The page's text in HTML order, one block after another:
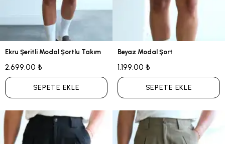
Ekru Şeritli Modal Şortlu Takım
2,699.00 ₺
SEPETE EKLE
Beyaz Modal Şort
1,199.00 ₺
SEPETE EKLE